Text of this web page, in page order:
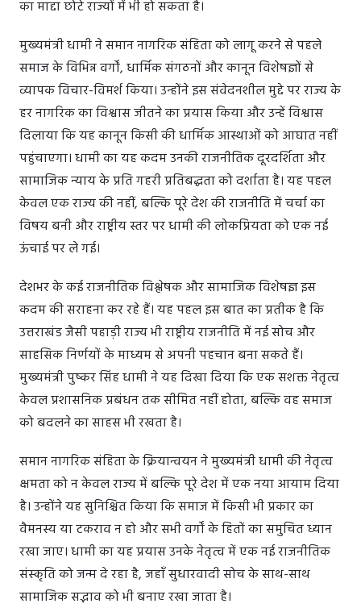
का माद्दा छोटे राज्यों में भी हो सकता है।
मुख्यमंत्री धामी ने समान नागरिक संहिता को लागू करने से पहले
समाज के विभिन्न वर्गों, धार्मिक संगठनों और कानून विशेषज्ञों से
व्यापक विचार-विमर्श किया। उन्होंने इस संवेदनशील मुद्दे पर राज्य के
हर नागरिक का विश्वास जीतने का प्रयास किया और उन्हें विश्वास
दिलाया कि यह कानून किसी की धार्मिक आस्थाओं को आघात नहीं
पहुंचाएगा। धामी का यह कदम उनकी राजनीतिक दूरदर्शिता और
सामाजिक न्याय के प्रति गहरी प्रतिबद्धता को दर्शाता है। यह पहल
केवल एक राज्य की नहीं, बल्कि पूरे देश की राजनीति में चर्चा का
विषय बनी और राष्ट्रीय स्तर पर धामी की लोकप्रियता को एक नई
ऊंचाई पर ले गई।
देशभर के कई राजनीतिक विश्लेषक और सामाजिक विशेषज्ञ इस
कदम की सराहना कर रहे हैं। यह पहल इस बात का प्रतीक है कि
उत्तराखंड जैसी पहाड़ी राज्य भी राष्ट्रीय राजनीति में नई सोच और
साहसिक निर्णयों के माध्यम से अपनी पहचान बना सकते हैं।
मुख्यमंत्री पुष्कर सिंह धामी ने यह दिखा दिया कि एक सशक्त नेतृत्व
केवल प्रशासनिक प्रबंधन तक सीमित नहीं होता, बल्कि वह समाज
को बदलने का साहस भी रखता है।
समान नागरिक संहिता के क्रियान्वयन ने मुख्यमंत्री धामी की नेतृत्व
क्षमता को न केवल राज्य में बल्कि पूरे देश में एक नया आयाम दिया
है। उन्होंने यह सुनिश्चित किया कि समाज में किसी भी प्रकार का
वैमनस्य या टकराव न हो और सभी वर्गों के हितों का समुचित ध्यान
रखा जाए। धामी का यह प्रयास उनके नेतृत्व में एक नई राजनीतिक
संस्कृति को जन्म दे रहा है, जहाँ सुधारवादी सोच के साथ-साथ
सामाजिक सद्भाव को भी बनाए रखा जाता है।